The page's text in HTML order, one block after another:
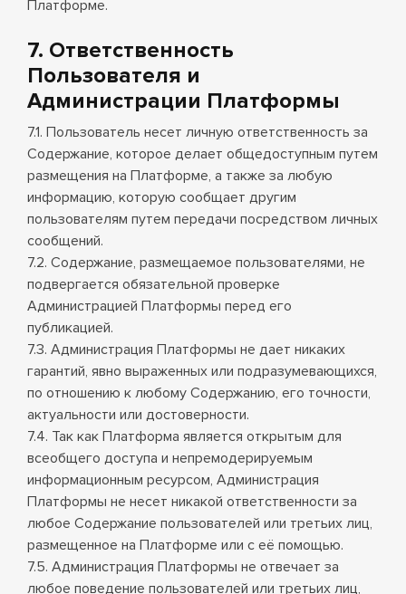
Платформе.
7. Ответственность
Пользователя и
Администрации Платформы
7.1. Пользователь несет личную ответственность за
Содержание, которое делает общедоступным путем
размещения на Платформе, а также за любую
информацию, которую сообщает другим
пользователям путем передачи посредством личных
сообщений.
7.2. Содержание, размещаемое пользователями, не
подвергается обязательной проверке
Администрацией Платформы перед его
публикацией.
7.3. Администрация Платформы не дает никаких
гарантий, явно выраженных или подразумевающихся,
по отношению к любому Содержанию, его точности,
актуальности или достоверности.
7.4. Так как Платформа является открытым для
всеобщего доступа и непремодерируемым
информационным ресурсом, Администрация
Платформы не несет никакой ответственности за
любое Содержание пользователей или третьих лиц,
размещенное на Платформе или с её помощью.
7.5. Администрация Платформы не отвечает за
любое поведение пользователей или третьих лиц,